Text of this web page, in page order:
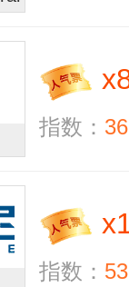
x
指数：
x
指数：